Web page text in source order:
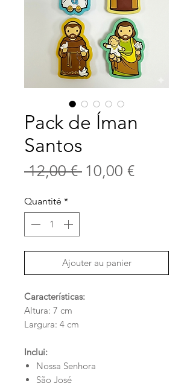
Pack de Íman
Santos
12,00 € Prix
10,00 €Prix
Quantité *
Ajouter au panier
Características:
Altura: 7 cm
Largura: 4 cm
Inclui:
Nossa Senhora
São José